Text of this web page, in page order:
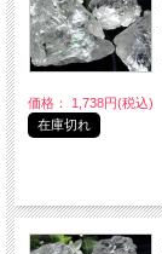
価格： 1,738円(税込)
在庫切れ